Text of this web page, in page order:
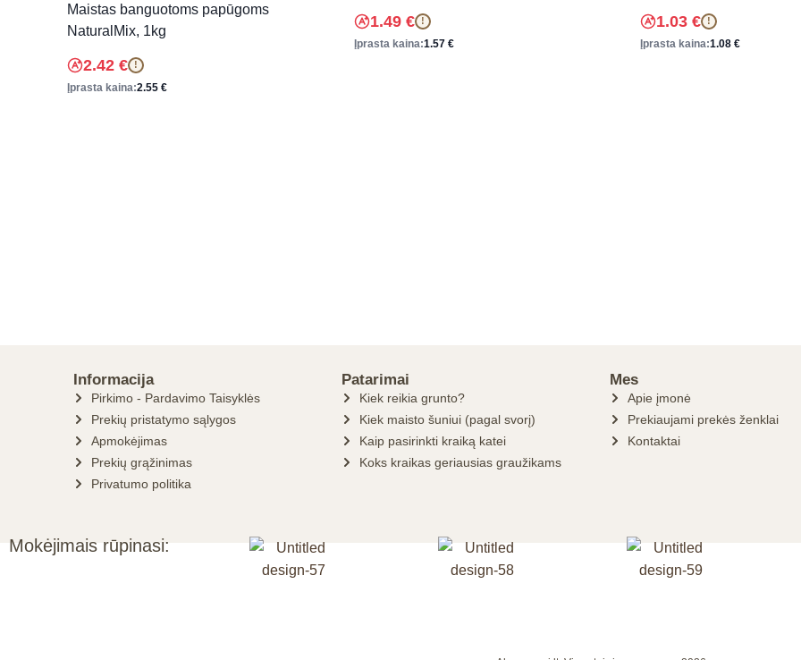
Maistas banguotoms papūgoms
NaturalMix, 1kg
2.42 € !
Įprasta kaina:2.55 €
1.49 € !
Įprasta kaina:1.57 €
1.03 € !
Įprasta kaina:1.08 €
Informacija
Pirkimo - Pardavimo Taisyklės
Prekių pristatymo sąlygos
Apmokėjimas
Prekių grąžinimas
Privatumo politika
Patarimai
Kiek reikia grunto?
Kiek maisto šuniui (pagal svorį)
Kaip pasirinkti kraiką katei
Koks kraikas geriausias graužikams
Mes
Apie įmonė
Prekiaujami prekės ženklai
Kontaktai
Mokėjimais rūpinasi: